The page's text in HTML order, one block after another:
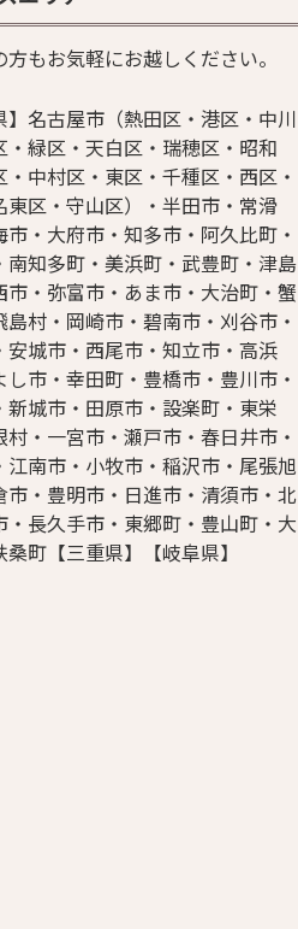
方もお気軽にお越しください。
】名古屋市（熱田区・港区・中川
・緑区・天白区・瑞穂区・昭和
・中村区・東区・千種区・西区・
東区・守山区）・半田市・常滑
市・大府市・知多市・阿久比町・
南知多町・美浜町・武豊町・津島
市・弥富市・あま市・大治町・蟹
島村・岡崎市・碧南市・刈谷市・
安城市・西尾市・知立市・高浜
し市・幸田町・豊橋市・豊川市・
新城市・田原市・設楽町・東栄
村・一宮市・瀬戸市・春日井市・
江南市・小牧市・稲沢市・尾張旭
市・豊明市・日進市・清須市・北
・長久手市・東郷町・豊山町・大
桑町【三重県】【岐阜県】